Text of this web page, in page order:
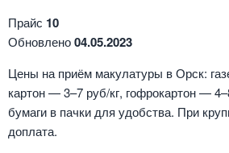
Прайс 10
Обновлено04.05.2023
Цены на приём макулатуры в Орск:
картон — 3–7 руб/кг, гофрокартон —
бумаги в пачки для удобства. При
доплата.